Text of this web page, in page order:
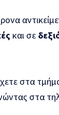
και σε
στα
στα